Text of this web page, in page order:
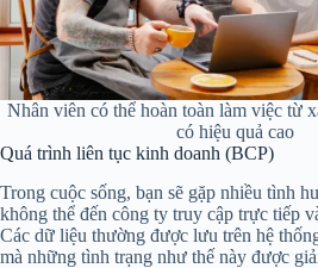
Nhân viên có thể hoàn toàn làm việc từ
có hiệu quả cao
Quá trình liên tục kinh doanh (BCP)
Trong cuộc sống, bạn sẽ gặp nhiều tình
không thể đến công ty truy cập trực tiếp
Các dữ liệu thường được lưu trên hệ
mà những tình trạng như thế này được